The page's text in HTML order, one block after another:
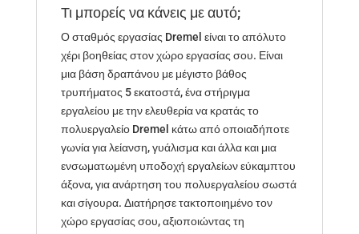
Τι μπορείς να κάνεις με αυτό;
Ο σταθμός εργασίας Dremel είναι το απόλυτο
χέρι βοηθείας στον χώρο εργασίας σου. Είναι
μια βάση δραπάνου με μέγιστο βάθος
τρυπήματος 5 εκατοστά, ένα στήριγμα
εργαλείου με την ελευθερία να κρατάς το
πολυεργαλείο Dremel κάτω από οποιαδήποτε
γωνία για λείανση, γυάλισμα και άλλα και μια
ενσωματωμένη υποδοχή εργαλείων εύκαμπτου
άξονα, για ανάρτηση του πολυεργαλείου σωστά
και σίγουρα. Διατήρησε τακτοποιημένο τον
χώρο εργασίας σου, αξιοποιώντας τη